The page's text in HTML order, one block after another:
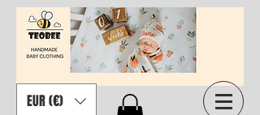
EUR (€)